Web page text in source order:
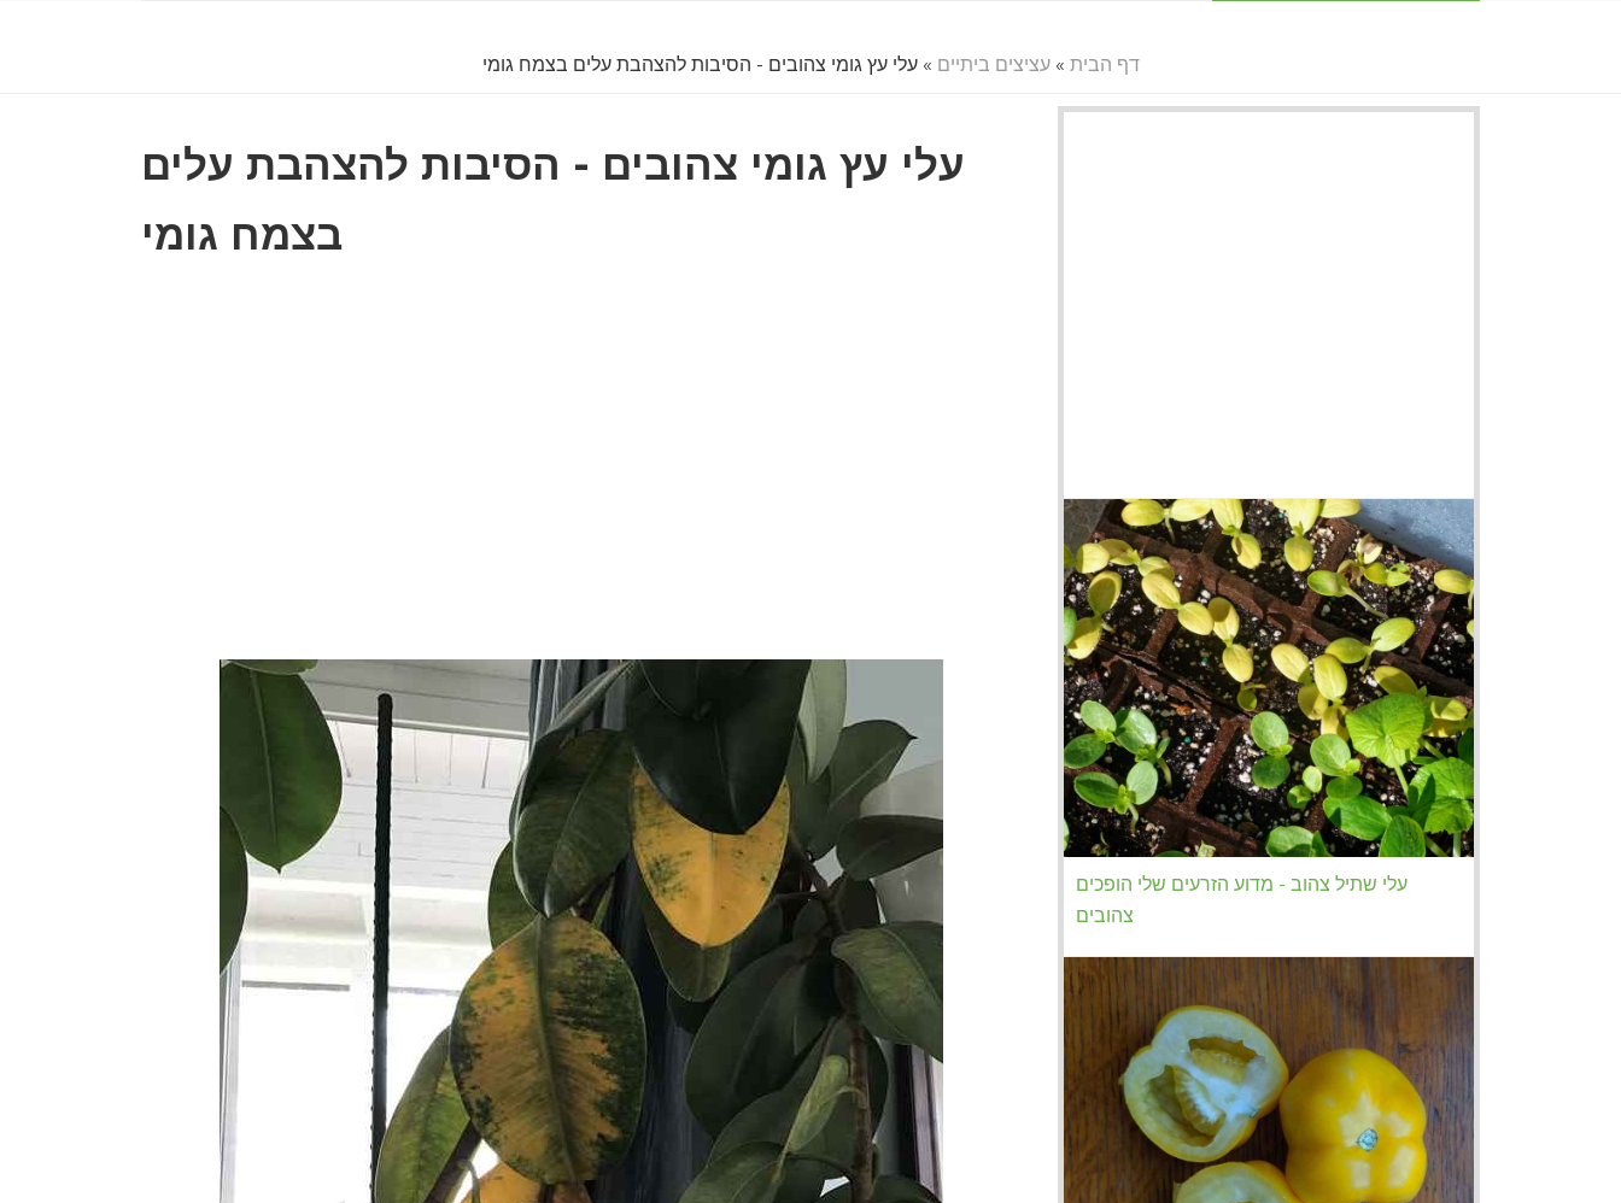
דף הבית »עציצים ביתיים » עלי עץ גומי צהובים - הסיבות להצהבת עלים בצמח גומי
עלי עץ גומי צהובים - הסיבות להצהבת עלים
בצמח גומי
עלי שתיל צהוב - מדוע הזרעים שלי הופכים
צהובים